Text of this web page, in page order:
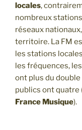
locales,
nombreux
réseaux
territoire. La FM
les stations
les fréquences,
ont plus du
publics ont quatre
France Musique).